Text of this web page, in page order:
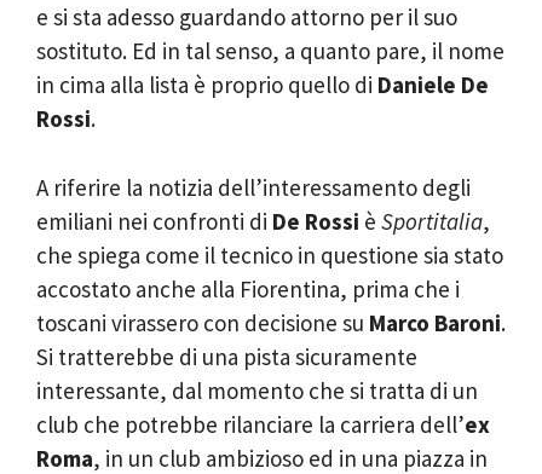
e si sta adesso guardando attorno per il suo
sostituto. Ed in tal senso, a quanto pare, il nome
in cima alla lista è proprio quello di Daniele De
Rossi.
A riferire la notizia dell’interessamento degli
emiliani nei confronti di De Rossi è Sportitalia,
che spiega come il tecnico in questione sia stato
accostato anche alla Fiorentina, prima che i
toscani virassero con decisione su Marco Baroni.
Si tratterebbe di una pista sicuramente
interessante, dal momento che si tratta di un
club che potrebbe rilanciare la carriera dell’ex
Roma, in un club ambizioso ed in una piazza in